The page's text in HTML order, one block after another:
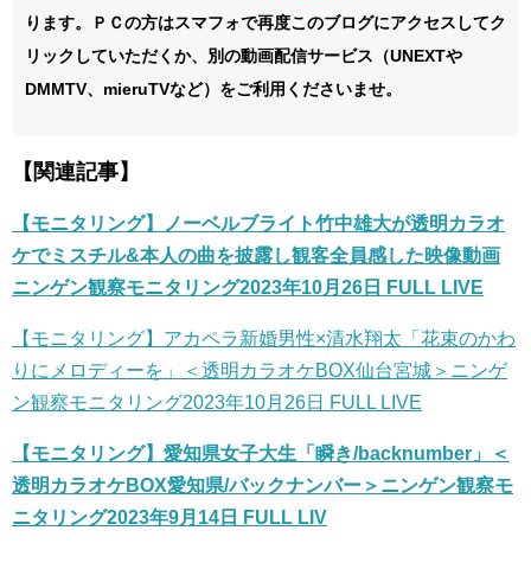
ります。ＰＣの方はスマフォで再度このブログにアクセスしてク
リックしていただくか、別の動画配信サービス（UNEXTや
DMMTV、mieruTVなど）をご利用くださいませ。
【関連記事】
【モニタリング】ノーベルブライト竹中雄大が透明カラオ
ケでミスチル&本人の曲を披露し観客全員感した映像動画
ニンゲン観察モニタリング2023年10月26日 FULL LIVE
【モニタリング】アカペラ新婚男性×清水翔太「花束のかわ
りにメロディーを」＜透明カラオケBOX仙台宮城＞ニンゲ
ン観察モニタリング2023年10月26日 FULL LIVE
【モニタリング】愛知県女子大生「瞬き/backnumber」＜
透明カラオケBOX愛知県/バックナンバー＞ニンゲン観察モ
ニタリング2023年9月14日 FULL LIV